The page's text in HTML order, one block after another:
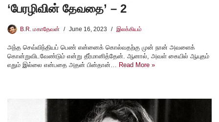
‘பேரழிவின் தேவதை’ – 2
B.R. மகாதேவன் June 16, 2023 இலக்கியம்
அந்த செவ்விந்தியப் பெண் என்னைக் கொல்வதற்கு முன் நான் அவளைக்
கொன்றுவிடவேண்டும் என்று தீர்மானித்தேன். ஆனால், அவள் கையில் ஆயுதம்
எதும் இல்லை என்பதை அதன் பின்தான்… Read More »